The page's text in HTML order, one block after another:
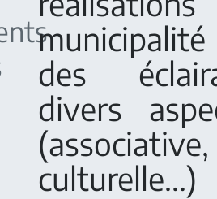
des
divers
culturelle...)